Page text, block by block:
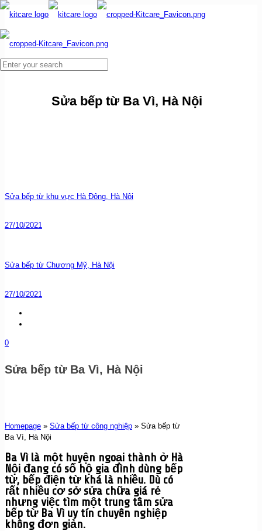
Sửa bếp từ Ba Vì, Hà Nội
Sửa bếp từ khu vực Hà Đông, Hà Nội
27/10/2021
Sửa bếp từ Chương Mỹ, Hà Nội
27/10/2021
0
Sửa bếp từ Ba Vì, Hà Nội
Homepage » Sửa bếp từ công nghiệp » Sửa bếp từ
Ba Vì, Hà Nội
Ba Vì là một huyện ngoại thành ở Hà
Nội đang có số hộ gia đình dùng bếp
từ, bếp điện từ khá là nhiều. Dù có
rất nhiều cơ sở sửa chữa giá rẻ
nhưng việc tìm một trung tâm sửa
bếp từ Ba Vì uy tín chuyên nghiệp
không đơn giản.